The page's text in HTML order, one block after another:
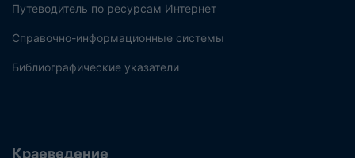
Путеводитель по ресурсам Интернет
Справочно-информационные системы
Библиографические указатели
Краеведение